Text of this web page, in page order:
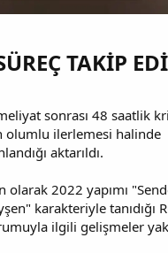
TAKİP
sonrası 48 saatlik
olumlu ilerlemesi halinde
aktarıldı.
olarak 2022 yapımı
karakteriyle tanıdığı
ilgili gelişmeler